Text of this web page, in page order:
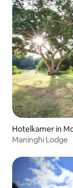
Hotelkamer in
Maninghi Lodge